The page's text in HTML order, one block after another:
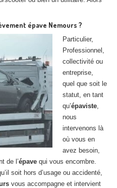
épave Nemours ?
Particulier,
Professionnel,
collectivité ou
entreprise,
quel que soit le
statut, en tant
qu’épaviste
nous
intervenons là
où vous en
avez besoin,
de l’épave qui vous encombre.
soit hors d’usage ou accidenté,
vous accompagne et intervient